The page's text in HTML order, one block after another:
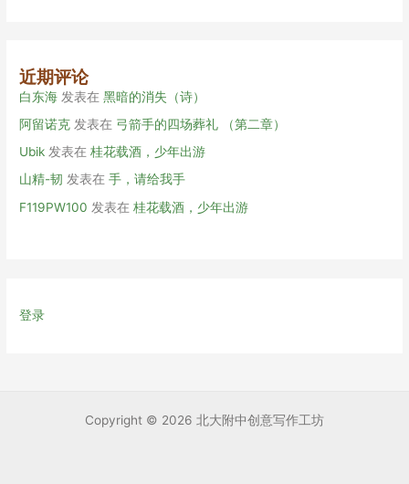
近期评论
白东海 发表在黑暗的消失（诗）
阿留诺克 发表在 弓箭手的四场葬礼 （第二章）
Ubik 发表在桂花载酒，少年出游
山精-韧 发表在手，请给我手
F119PW100 发表在桂花载酒，少年出游
登录
Copyright © 2026 北大附中创意写作工坊